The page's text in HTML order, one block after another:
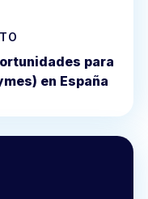
para
en España